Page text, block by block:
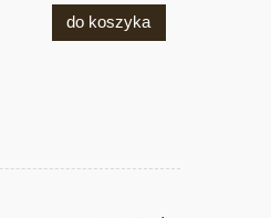
do koszyka